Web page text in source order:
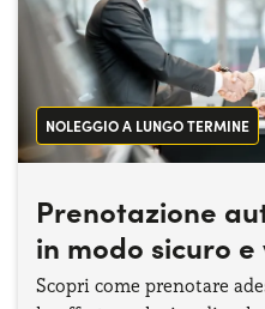
NOLEGGIO A LUNGO TERMINE
Prenotazione
in modo sicuro e
Scopri come prenotare